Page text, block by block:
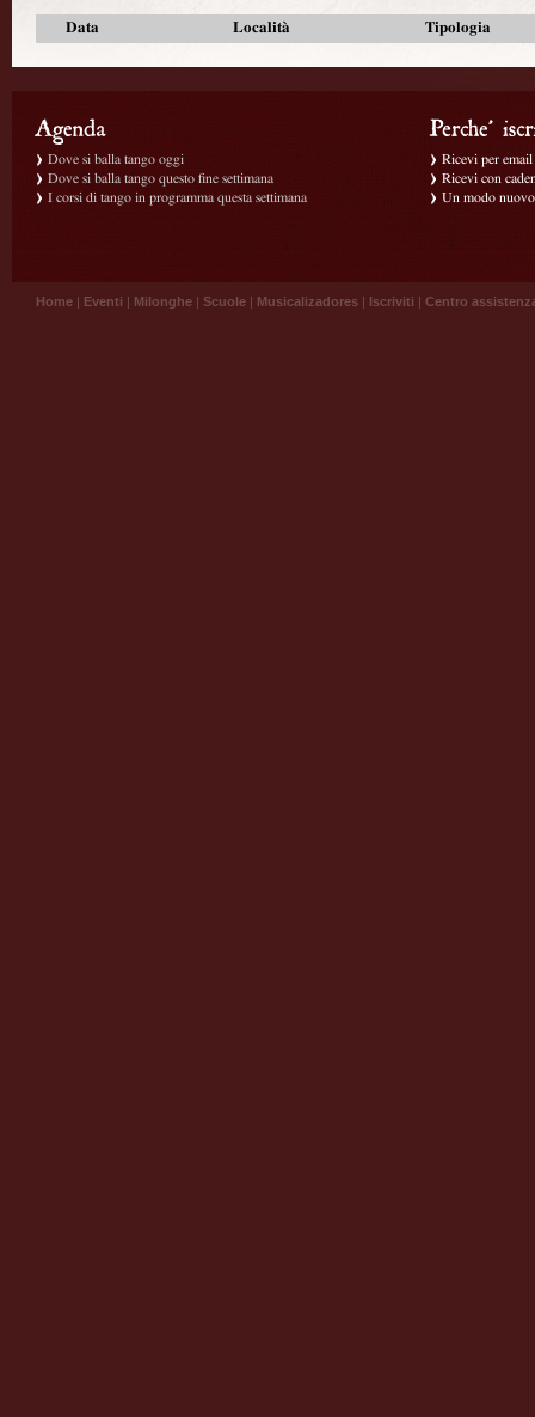
Data Località Tipologia
Dove si balla tango oggi
Dove si balla tango questo fine settimana
I corsi di tango in programma questa settimana
Ricevi per
Ricevi con
Un modo
Home | Eventi | Milonghe | Scuole | Musicalizadores | Iscriviti | Centro